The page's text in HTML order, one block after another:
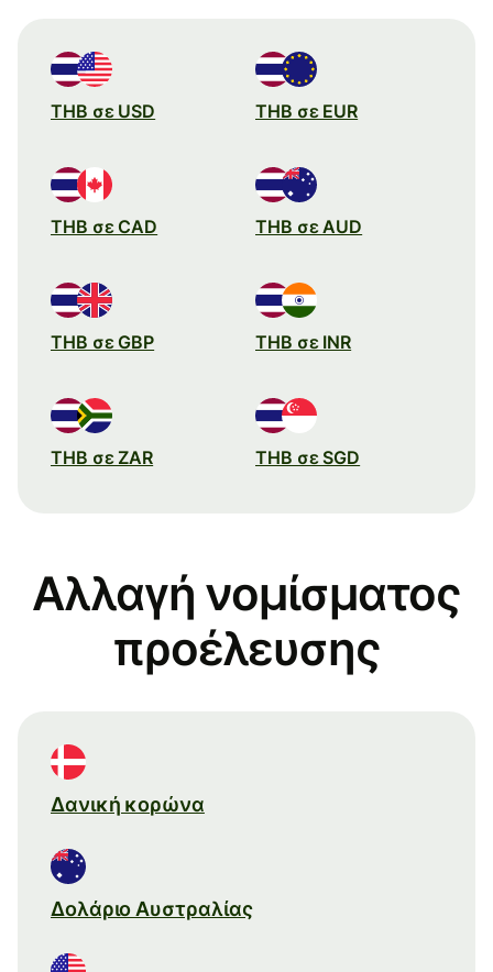
THB σε USD THB σε EUR
THB σε CAD THB σε AUD
THB σε GBP THB σε INR
THB σε ZAR THB σε SGD
Αλλαγή νομίσματος
προέλευσης
Δανική κορώνα
Δολάριο Αυστραλίας